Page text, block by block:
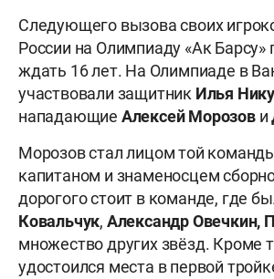
Следующего вызова своих
России на Олимпиаду «Ак Барсу»
ждать 16 лет. На Олимпиаде в
участвовали защитник Илья
нападающие Алексей Морозови
Морозов стал лицом той
капитаном и знаменосцем
дорогого стоит в команде, где
Ковальчук, Александр Овечкин,
множество других звёзд. Кроме
удостоился места в первой